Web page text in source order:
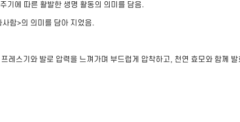
기에 따른 활발한 생명 활동의 의미를 담음.
함>의 의미를 담아 지었음.
스기와 발로 압력을 느껴가며 부드럽게 압착하고, 천연 효모와 함께 발